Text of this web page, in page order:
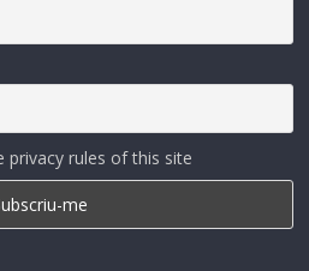
privacy rules of this site